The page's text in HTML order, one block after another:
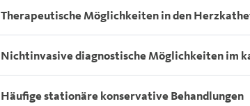
Therapeutische Möglichkeiten in den
Nichtinvasive diagnostische Möglichkeiten im
Häufige stationäre konservative Behandlungen